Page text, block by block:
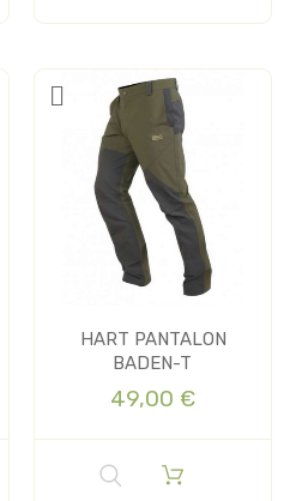
HART PANTALON
BADEN-T
49,00 €